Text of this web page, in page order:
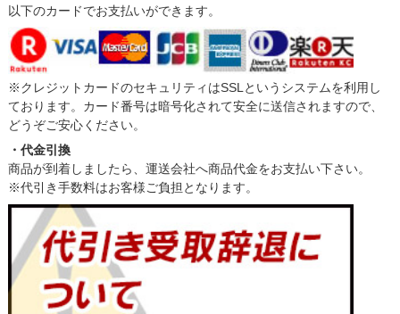
以下のカードでお支払いができます。
※クレジットカードのセキュリティはSSLというシステムを利用し
ております。カード番号は暗号化されて安全に送信されますので、
どうぞご安心ください。
・代金引換
商品が到着しましたら、運送会社へ商品代金をお支払い下さい。
※代引き手数料はお客様ご負担となります。